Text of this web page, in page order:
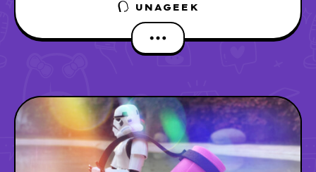
UNAGEEK